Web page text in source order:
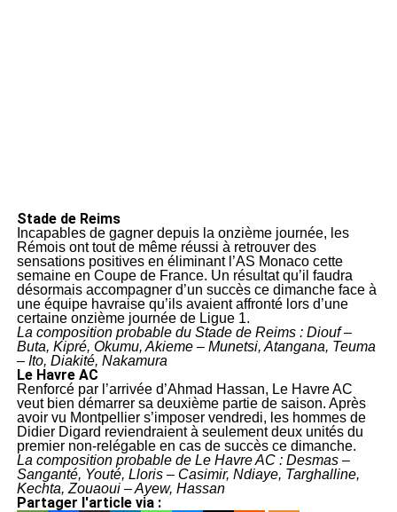
Stade de Reims
Incapables de gagner depuis la onzième journée, les
Rémois ont tout de même réussi à retrouver des
sensations positives en éliminant l’AS Monaco cette
semaine en Coupe de France. Un résultat qu’il faudra
désormais accompagner d’un succès ce dimanche face à
une équipe havraise qu’ils avaient affronté lors d’une
certaine onzième journée de Ligue 1.
La composition probable du Stade de Reims : Diouf –
Buta, Kipré, Okumu, Akieme – Munetsi, Atangana, Teuma
– Ito, Diakité, Nakamura
Le Havre AC
Renforcé par l’arrivée d’Ahmad Hassan, Le Havre AC
veut bien démarrer sa deuxième partie de saison. Après
avoir vu Montpellier s’imposer vendredi, les hommes de
Didier Digard reviendraient à seulement deux unités du
premier non-relégable en cas de succès ce dimanche.
La composition probable de Le Havre AC : Desmas –
Sanganté, Youté, Lloris – Casimir, Ndiaye, Targhalline,
Kechta, Zouaoui – Ayew, Hassan
Partager l'article via :